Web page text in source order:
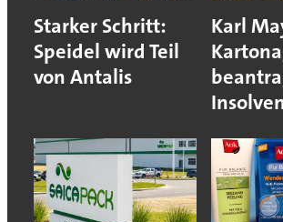
Starker Schritt:
Speidel wird Teil
von Antalis
Karl